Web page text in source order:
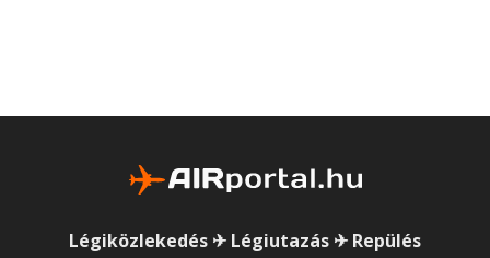
Légiközlekedés ✈ Légiutazás ✈ Repülés